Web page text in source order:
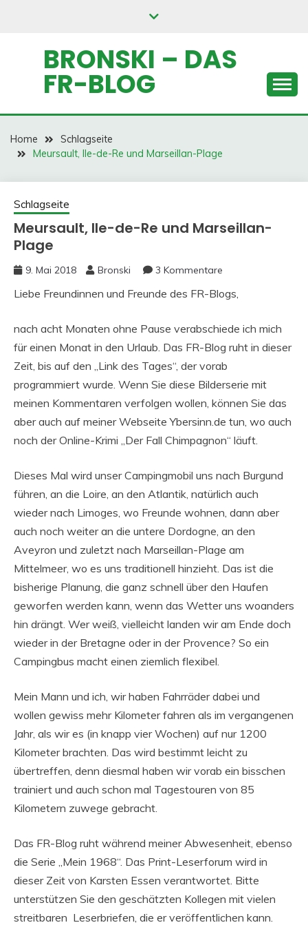
BRONSKI – DAS
FR-BLOG
Home
Schlagseite
Meursault, Ile-de-Re und Marseillan-Plage
Schlagseite
Meursault, Ile-de-Re und Marseillan-
Plage
9. Mai 2018 Bronski 3 Kommentare
Liebe Freundinnen und Freunde des FR-Blogs,
nach acht Monaten ohne Pause verabschiede ich mich
für einen Monat in den Urlaub. Das FR-Blog ruht in dieser
Zeit, bis auf den „Link des Tages“, der vorab
programmiert wurde. Wenn Sie diese Bilderserie mit
meinen Kommentaren verfolgen wollen, können Sie das
aber auch auf meiner Webseite Ybersinn.de tun, wo auch
noch der Online-Krimi „Der Fall Chimpagnon“ läuft.
Dieses Mal wird unser Campingmobil uns nach Burgund
führen, an die Loire, an den Atlantik, natürlich auch
wieder nach Limoges, wo Freunde wohnen, dann aber
auch noch weiter an die untere Dordogne, an den
Aveyron und zuletzt nach Marseillan-Plage am
Mittelmeer, wo es uns traditionell hinzieht. Das ist die
bisherige Planung, die ganz schnell über den Haufen
geworfen werden kann, wenn das Wetter uns woanders
hin drängt. Wer weiß, vielleicht landen wir am Ende doch
wieder in der Bretagne oder in der Provence? So ein
Campingbus macht einen ziemlich flexibel.
Mein Mann und ich, wir haben Fahrräder dabei und
wollen gewiss mehr Kilometer fahren als im vergangenen
Jahr, als wir es (in knapp vier Wochen) auf nur 1200
Kilometer brachten. Das wird bestimmt leicht zu
übertreffen, denn diesmal haben wir vorab ein bisschen
trainiert und auch schon mal Tagestouren von 85
Kilometern zuwege gebracht.
Das FR-Blog ruht während meiner Abwesenheit, ebenso
die Serie „Mein 1968“. Das Print-Leserforum wird in
dieser Zeit von Karsten Essen verantwortet. Bitte
unterstützen Sie den geschätzten Kollegen mit vielen
streitbaren Leserbriefen, die er veröffentlichen kann.